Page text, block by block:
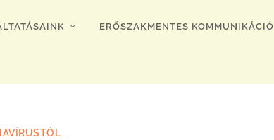
ERŐSZAKMENTES KOMMUNIKÁCIÓ